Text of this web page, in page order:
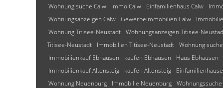
Wohnung suche Calw
Immo Calw Einfamilienhaus Calw
Wohnungsanzeigen Calw Gewerbeimmobilien Calw
Wohnung Titisee-Neustadt Wohnungsanzeigen Titisee-
Titisee-Neustadt
Immobilien Titisee-Neustadt Wohnung
Immobilienkauf Ebhausen
kaufen Ebhausen Haus Ebhausen
Immobilienkauf Altensteig
kaufen Altensteig
Wohnung Neuenbürg
Immobilie Neuenbürg